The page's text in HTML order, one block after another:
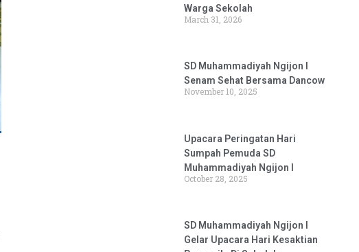
Warga Sekolah
March 31, 2026
SD Muhammadiyah Ngijon I
Senam Sehat Bersama Dancow
November 10, 2025
Upacara Peringatan Hari
Sumpah Pemuda SD
Muhammadiyah Ngijon I
October 28, 2025
SD Muhammadiyah Ngijon I
Gelar Upacara Hari Kesaktian